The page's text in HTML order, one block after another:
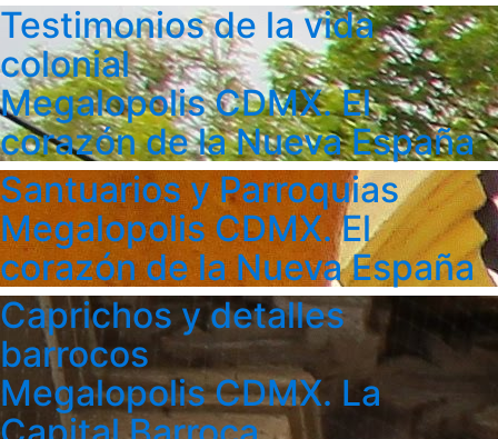
Testimonios de la vida
colonial
Megalopolis CDMX. El
corazón de la Nueva España
Santuarios y Parroquias
Megalopolis CDMX. El
corazón de la Nueva España
Caprichos y detalles
barrocos
Megalopolis CDMX. La